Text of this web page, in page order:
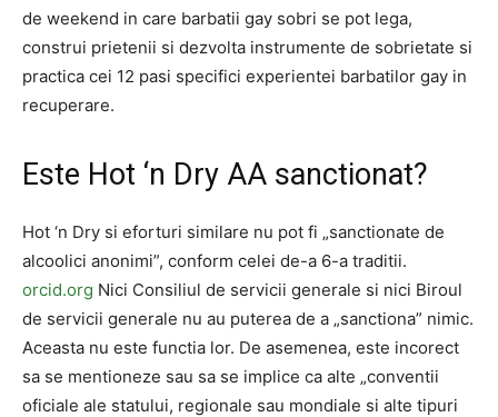
de weekend in care barbatii gay sobri se pot lega,
construi prietenii si dezvolta instrumente de sobrietate si
practica cei 12 pasi specifici experientei barbatilor gay in
recuperare.
Este Hot ‘n Dry AA sanctionat?
Hot ‘n Dry si eforturi similare nu pot fi „sanctionate de
alcoolici anonimi”, conform celei de-a 6-a traditii.
orcid.org Nici Consiliul de servicii generale si nici Biroul
de servicii generale nu au puterea de a „sanctiona” nimic.
Aceasta nu este functia lor. De asemenea, este incorect
sa se mentioneze sau sa se implice ca alte „conventii
oficiale ale statului, regionale sau mondiale si alte tipuri